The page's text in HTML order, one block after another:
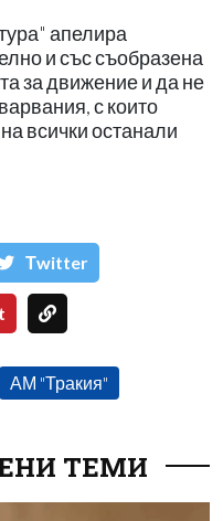
апелира
и със съобразена
за движение и да не
с които
всички останали
Тwitter
АМ "Тракия"
ТЕМИ